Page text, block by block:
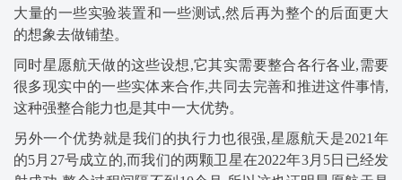
大量的一些实验装置和一些测试,然后再为整个的后面更大
的想象去做铺垫。
同时星愿航天做的这些设想,它其实需要整合各行各业,需要
很多现实中的一些实体来合作,共同去完善和推进这件事情,
这种强整合能力也是其中一大优势。
另外一个优势就是我们的执行力也很强,星愿航天是2021年
的5月27号成立的,而我们的两颗卫星在2022年3月5日已经发